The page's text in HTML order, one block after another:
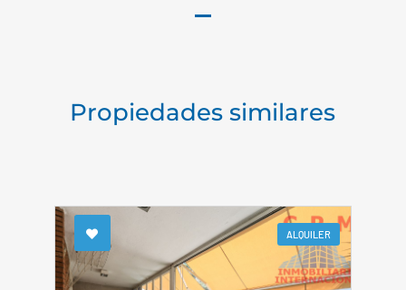
Propiedades similares
ALQUILER